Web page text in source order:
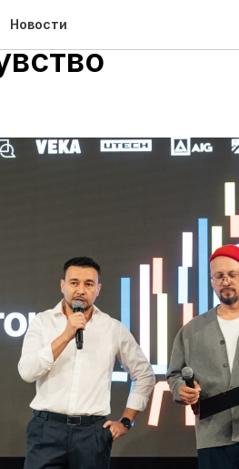
Новости
–